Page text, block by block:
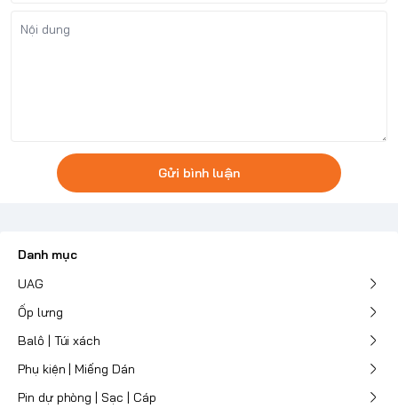
Gửi bình luận
Danh mục
UAG
Ốp lưng
Balô | Túi xách
Phụ kiện | Miếng Dán
Pin dự phòng | Sạc | Cáp